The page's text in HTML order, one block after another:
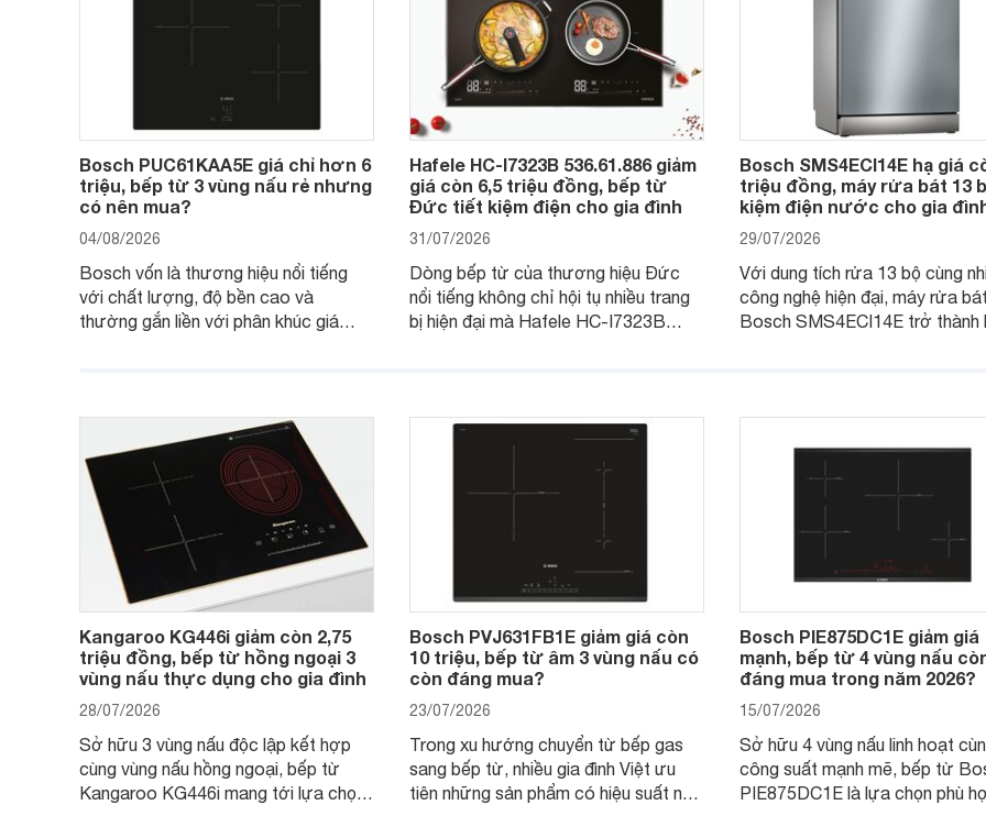
Bosch PUC61KAA5E giá chỉ hơn 6
triệu, bếp từ 3 vùng nấu rẻ nhưng
có nên mua?
04/08/2026
Bosch vốn là thương hiệu nổi tiếng
với chất lượng, độ bền cao và
thường gắn liền với phân khúc giá
đơn vị phân phối với mức giá khá dễ
tiếp cận, thu hút sự quan tâm của
nhiều người tiêu dùng.
Hafele HC-I7323B 536.61.886 giảm
giá còn 6,5 triệu đồng, bếp từ
Đức tiết kiệm điện cho gia đình
31/07/2026
Dòng bếp từ của thương hiệu Đức
nổi tiếng không chỉ hội tụ nhiều trang
bị hiện đại mà Hafele HC-I7323B
gia đình.
Bosch SMS4ECI14E hạ giá
triệu đồng, máy rửa bát 13
kiệm điện nước cho gia
29/07/2026
Với dung tích rửa 13 bộ cùng
công nghệ hiện đại, máy rửa bát
Bosch SMS4ECI14E trở thành
Kangaroo KG446i giảm còn 2,75
triệu đồng, bếp từ hồng ngoại 3
vùng nấu thực dụng cho gia đình
28/07/2026
Sở hữu 3 vùng nấu độc lập kết hợp
cùng vùng nấu hồng ngoại, bếp từ
Kangaroo KG446i mang tới lựa chọn
Bosch PVJ631FB1E giảm giá còn
10 triệu, bếp từ âm 3 vùng nấu có
còn đáng mua?
23/07/2026
Trong xu hướng chuyển từ bếp gas
sang bếp từ, nhiều gia đình Việt ưu
tiên những sản phẩm có hiệu suất nấu
Bosch PIE875DC1E giảm giá
mạnh, bếp từ 4 vùng nấu
đáng mua trong năm 2026?
15/07/2026
Sở hữu 4 vùng nấu linh hoạt
công suất mạnh mẽ, bếp từ
PIE875DC1E là lựa chọn phù